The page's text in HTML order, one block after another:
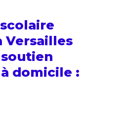
Versailles
soutien
à domicile :